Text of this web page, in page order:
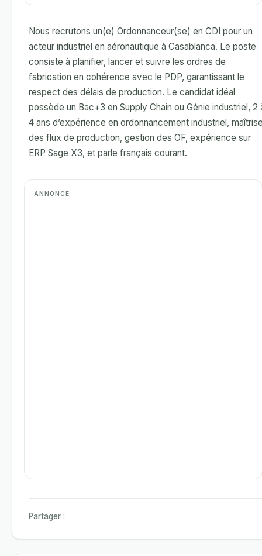
Nous recrutons un(e) Ordonnanceur(se) en CDI pour un
acteur industriel en aéronautique à Casablanca. Le poste
consiste à planifier, lancer et suivre les ordres de
fabrication en cohérence avec le PDP, garantissant le
respect des délais de production. Le candidat idéal
possède un Bac+3 en Supply Chain ou Génie industriel, 2
4 ans d’expérience en ordonnancement industriel,
des flux de production, gestion des OF, expérience sur
ERP Sage X3, et parle français courant.
Partager :